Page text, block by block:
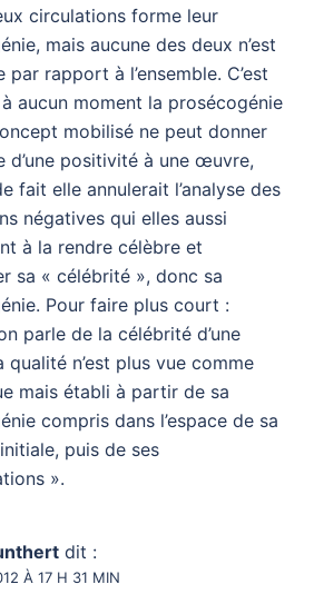
circulations forme leur
mais aucune des deux n’est
par rapport à l’ensemble. C’est
aucun moment la prosécogénie
mobilisé ne peut donner
d’une positivité à une œuvre,
fait elle annulerait l’analyse des
négatives qui elles aussi
à la rendre célèbre et
sa « célébrité », donc sa
Pour faire plus court :
parle de la célébrité d’une
n’est plus vue comme
mais établi à partir de sa
compris dans l’espace de sa
puis de ses
».
dit :
À 17 H 31 MIN